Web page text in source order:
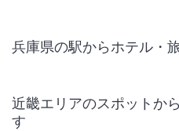
兵庫県の駅からホテル・
近畿エリアのスポットか
す